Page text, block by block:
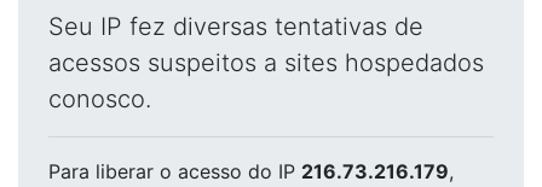
Seu IP fez diversas tentativas de
acessos suspeitos a sites hospedados
conosco.
Para liberar o acesso do IP 216.73.216.179,